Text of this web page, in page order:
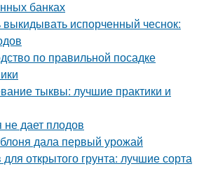
банках
выкидывать испорченный чеснок:
по правильной посадке
тыквы: лучшие практики и
дает плодов
дала первый урожай
открытого грунта: лучшие сорта